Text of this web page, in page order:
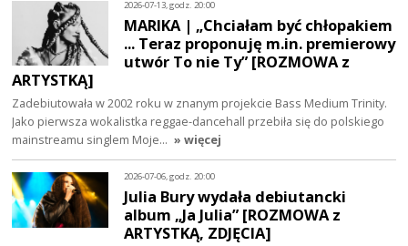
2026-07-13, godz. 20:00
MARIKA | „Chciałam być chłopakiem
... Teraz proponuję m.in. premierowy
utwór To nie Ty” [ROZMOWA z
ARTYSTKĄ]
Zadebiutowała w 2002 roku w znanym projekcie Bass Medium Trinity.
Jako pierwsza wokalistka reggae-dancehall przebiła się do polskiego
mainstreamu singlem Moje… » więcej
2026-07-06, godz. 20:00
Julia Bury wydała debiutancki
album „Ja Julia” [ROZMOWA z
ARTYSTKĄ, ZDJĘCIA]